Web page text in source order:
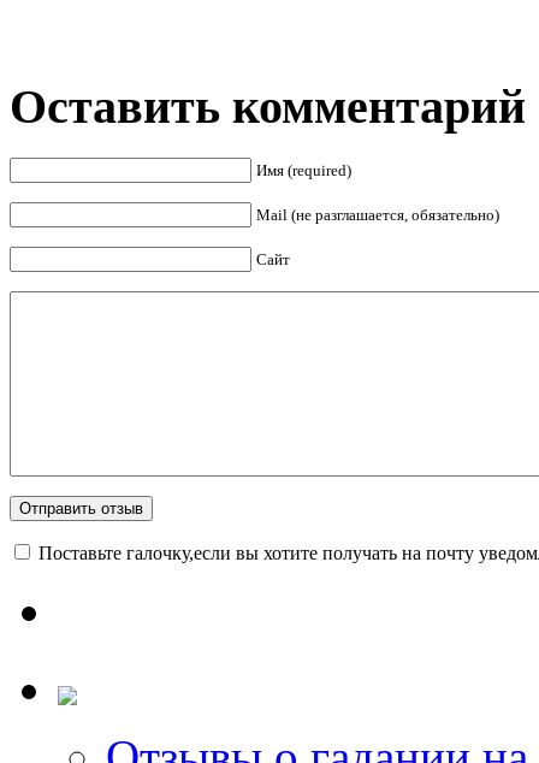
Оставить комментарий
Имя (required)
Mail (не разглашается, обязательно)
Сайт
Поставьте галочку,если вы хотите получать на почту